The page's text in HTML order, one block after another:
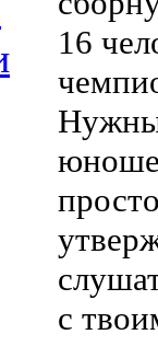
16
с